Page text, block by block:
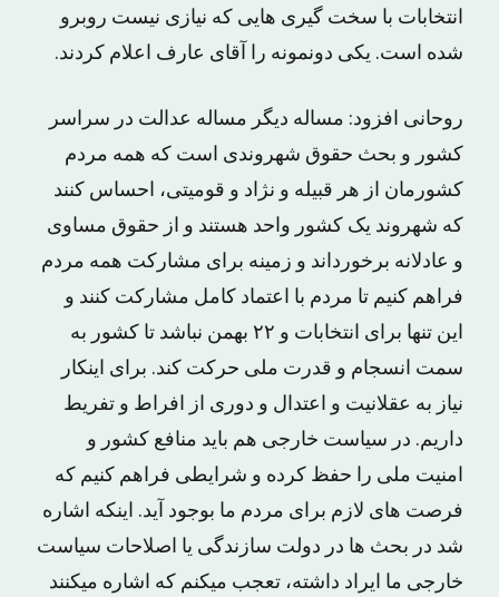
انتخابات با سخت گیری هایی که نیازی نیست روبرو
شده است. یکی دونمونه را آقای عارف اعلام کردند.
روحانی افزود: مساله دیگر مساله عدالت در سراسر
کشور و بحث حقوق شهروندی است که همه مردم
کشورمان از هر قبیله و نژاد و قومیتی، احساس کنند
که شهروند یک کشور واحد هستند و از حقوق مساوی
و عادلانه برخورداند و زمینه برای مشارکت همه مردم
فراهم کنیم تا مردم با اعتماد کامل مشارکت کنند و
این تنها برای انتخابات و ۲۲ بهمن نباشد تا کشور به
سمت انسجام و قدرت ملی حرکت کند. برای اینکار
نیاز به عقلانیت و اعتدال و دوری از افراط و تفریط
داریم. در سیاست خارجی هم باید منافع کشور و
امنیت ملی را حفظ کرده و شرایطی فراهم کنیم که
فرصت های لازم برای مردم ما بوجود آید. اینکه اشاره
شد در بحث ها در دولت سازندگی یا اصلاحات سیاست
خارجی ما ایراد داشته، تعجب میکنم که اشاره میکنند